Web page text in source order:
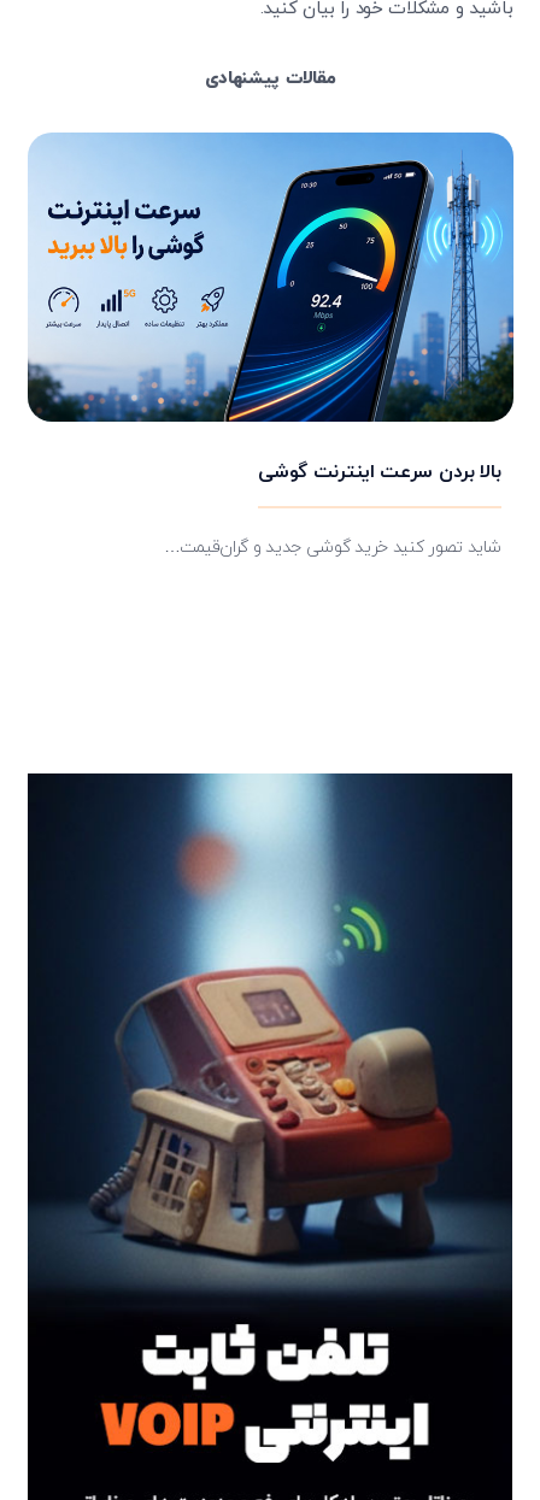
باشید و مشکلات خود را بیان کنید.
مقالات پیشنهادی
بالا بردن سرعت اینترنت گوشی
شاید تصور کنید خرید گوشی جدید و گران‌قیمت…